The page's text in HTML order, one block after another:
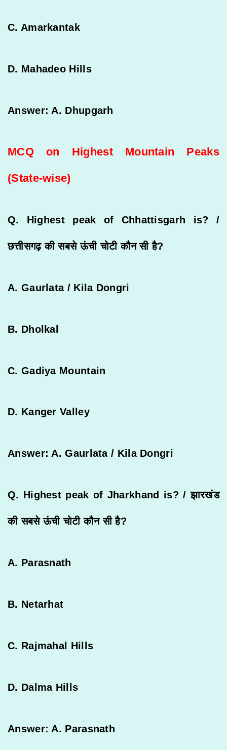
C. Amarkantak
D. Mahadeo Hills
Answer: A. Dhupgarh
MCQ on Highest Mountain Peaks
(State-wise)
Q. Highest peak of Chhattisgarh is? /
छत्तीसगढ़ की सबसे ऊंची चोटी कौन सी है?
A. Gaurlata / Kila Dongri
B. Dholkal
C. Gadiya Mountain
D. Kanger Valley
Answer: A. Gaurlata / Kila Dongri
Q. Highest peak of Jharkhand is? /झारखंड
की सबसे ऊंची चोटी कौन सी है?
A. Parasnath
B. Netarhat
C. Rajmahal Hills
D. Dalma Hills
Answer: A. Parasnath